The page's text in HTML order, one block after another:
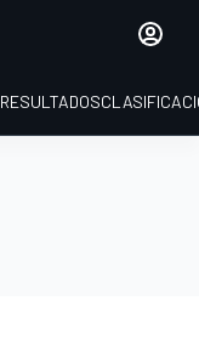
RESULTADOS